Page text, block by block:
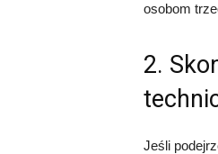
osobom
2.
Jeśli